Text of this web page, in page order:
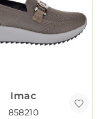
Imac
858210